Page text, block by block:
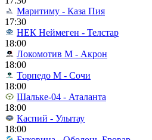
Маритиму - Каза Пия
17:30
НЕК Неймеген - Телстар
18:00
Локомотив М - Акрон
18:00
Торпедо М - Сочи
18:00
Шальке-04 - Аталанта
18:00
Каспий - Улытау
18:00